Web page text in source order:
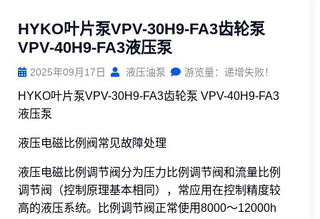
HYKO叶片泵VPV-30H9-FA3齿轮泵
VPV-40H9-FA3液压泵
2025年09月17日 液压油泵 游览量：递增失败！
HYKO叶片泵VPV-30H9-FA3齿轮泵 VPV-40H9-FA3
液压泵
液压电磁比例阀常见故障处理
液压电磁比例调节阀分为压力比例调节阀和流量比例
调节阀（控制原理基本相同），常应用在控制精度较
高的液压系统。比例调节阀正常使用8000～12000h